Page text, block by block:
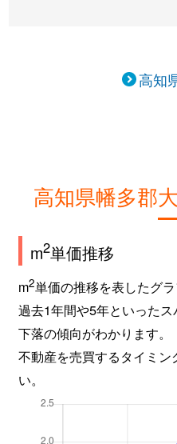
高知
高知県幡多郡
m2単価推移
m2単価の推移を表したグラ
過去1年間や5年といった
下落の傾向がわかります。
不動産を売買するタイミ
い。